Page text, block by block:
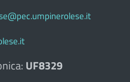
UF8329